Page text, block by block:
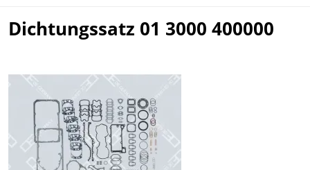
Dichtungssatz 01 3000 400000